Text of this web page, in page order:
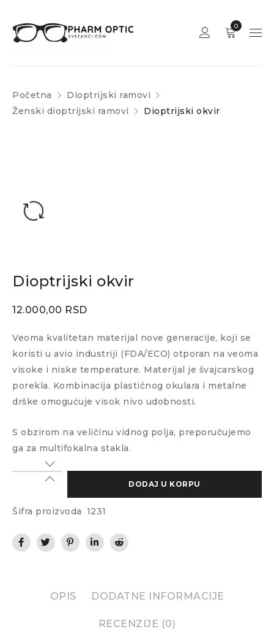
0
Početna
Dioptrijski ramovi
Ženski dioptrijski ramovi
Dioptrijski okvir
Dioptrijski okvir
12.000,00 RSD
Veoma kvalitetan materijal nove generacije, koji se
koristi u avio industriji (FDA/ECO) otporan na veoma
visoke i niske temperature. Materijal je švajcarskog
porekla. Kombinacija plastičnog okulara i metalne
drške omogućuje visok nivo udobnosti.
S obzirom na veličinu vidnog polja, preporučujemo
ga za multifokalna stakla.
DODAJ U KORPU
Šifra proizvoda 1231
OPIS DODATNE INFORMACIJE
RECENZIJE (0)